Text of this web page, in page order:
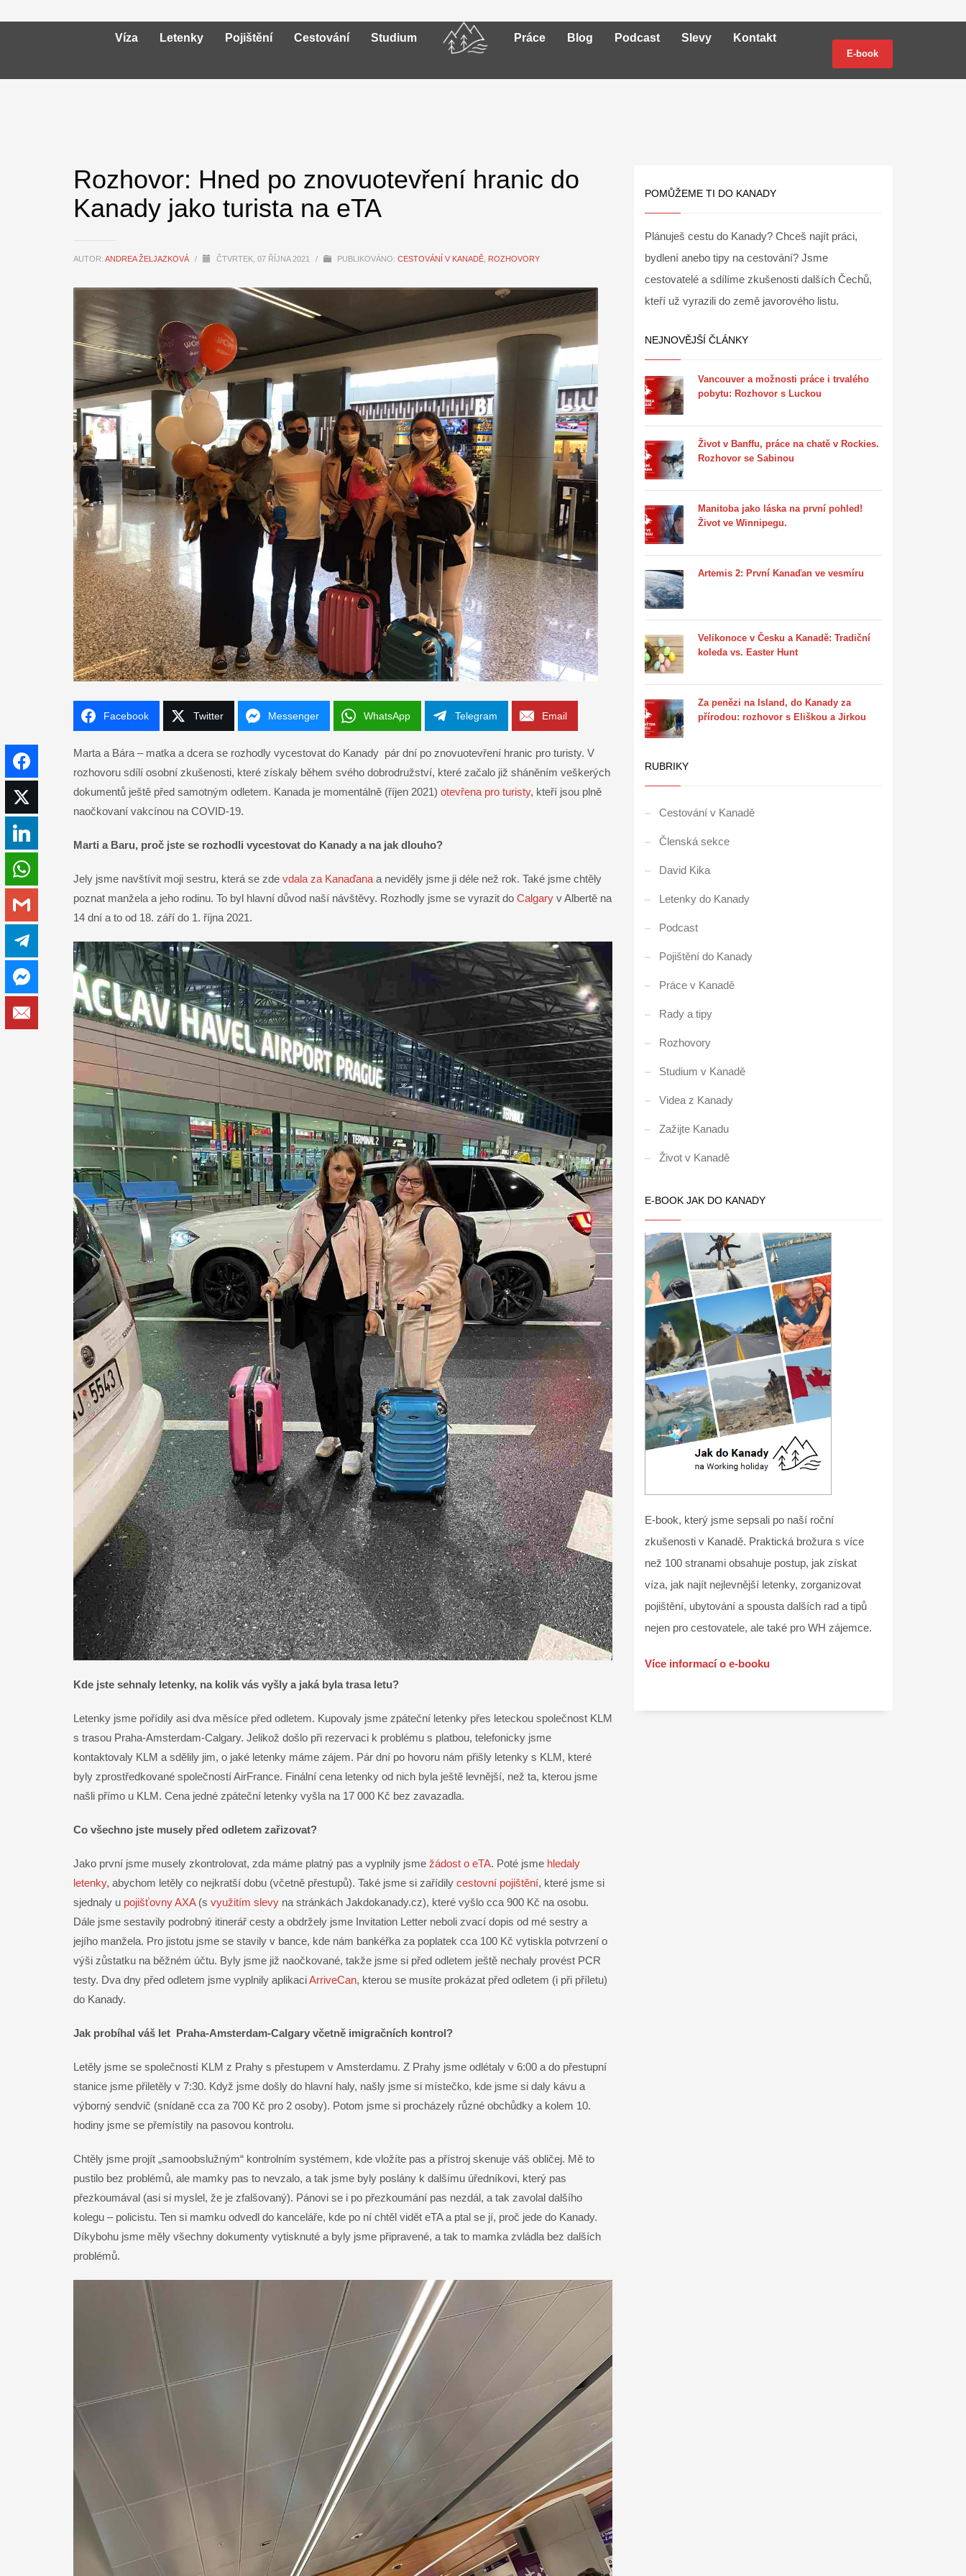
Víza Letenky Pojištění Cestování Studium Práce Blog Podcast Slevy Kontakt
E-book
Rozhovor: Hned po znovuotevření hranic do
Kanady jako turista na eTA
AUTOR: ANDREA ŽELJAZKOVÁ / ČTVRTEK, 07 ŘÍJNA 2021 / PUBLIKOVÁNO: CESTOVÁNÍ V KANADĚ ROZHOVORY
Facebook Twitter Messenger WhatsApp Telegram Email
Facebook
Telegram
Messenger
Marta a Bára – matka a dcera se rozhodly vycestovat do Kanady pár dní po znovuotevření hranic pro turisty. V
rozhovoru sdílí osobní zkušenosti, které získaly během svého dobrodružství, které začalo již sháněním veškerých
dokumentů ještě před samotným odletem. Kanada je momentálně (říjen 2021) otevřena pro turisty, kteří jsou plně
naočkovaní vakcínou na COVID-19.
Marti a Baru, proč jste se rozhodli vycestovat do Kanady a na jak dlouho?
Jely jsme navštívit moji sestru, která se zde vdala za Kanaďana a neviděly jsme ji déle než rok. Také jsme chtěly
poznat manžela a jeho rodinu. To byl hlavní důvod naší návštěvy. Rozhodly jsme se vyrazit do Calgary v Albertě na
14 dní a to od 18. září do 1. října 2021.
Kde jste sehnaly letenky, na kolik vás vyšly a jaká byla trasa letu?
Letenky jsme pořídily asi dva měsíce před odletem. Kupovaly jsme zpáteční letenky přes leteckou společnost KLM
s trasou Praha-Amsterdam-Calgary. Jelikož došlo při rezervaci k problému s platbou, telefonicky jsme
kontaktovaly KLM a sdělily jim, o jaké letenky máme zájem. Pár dní po hovoru nám přišly letenky s KLM, které
byly zprostředkované společností AirFrance. Finální cena letenky od nich byla ještě levnější, než ta, kterou jsme
našli přímo u KLM. Cena jedné zpáteční letenky vyšla na 17 000 Kč bez zavazadla.
Co všechno jste musely před odletem zařizovat?
Jako první jsme musely zkontrolovat, zda máme platný pas a vyplnily jsme žádost o eTA. Poté jsme hledaly
letenky, abychom letěly co nejkratší dobu (včetně přestupů). Také jsme si zařídily cestovní pojištění, které jsme si
sjednaly u pojišťovny AXA(s využitím slevy na stránkách Jakdokanady.cz), které vyšlo cca 900 Kč na osobu.
Dále jsme sestavily podrobný itinerář cesty a obdržely jsme Invitation Letter neboli zvací dopis od mé sestry a
jejího manžela. Pro jistotu jsme se stavily v bance, kde nám bankéřka za poplatek cca 100 Kč vytiskla potvrzení o
výši zůstatku na běžném účtu. Byly jsme již naočkované, takže jsme si před odletem ještě nechaly provést PCR
testy. Dva dny před odletem jsme vyplnily aplikaciArriveCan, kterou se musíte prokázat před odletem (i při příletu)
do Kanady.
Jak probíhal váš let Praha-Amsterdam-Calgary včetně imigračních kontrol?
Letěly jsme se společností KLM z Prahy s přestupem v Amsterdamu. Z Prahy jsme odlétaly v 6:00 a do přestupní
stanice jsme přiletěly v 7:30. Když jsme došly do hlavní haly, našly jsme si místečko, kde jsme si daly kávu a
výborný sendvič (snídaně cca za 700 Kč pro 2 osoby). Potom jsme si procházely různé obchůdky a kolem 10.
hodiny jsme se přemístily na pasovou kontrolu.
Chtěly jsme projít „samoobslužným“ kontrolním systémem, kde vložíte pas a přístroj skenuje váš obličej. Mě to
pustilo bez problémů, ale mamky pas to nevzalo, a tak jsme byly poslány k dalšímu úředníkovi, který pas
přezkoumával (asi si myslel, že je zfalšovaný). Pánovi se i po přezkoumání pas nezdál, a tak zavolal dalšího
kolegu – policistu. Ten si mamku odvedl do kanceláře, kde po ní chtěl vidět eTA a ptal se jí, proč jede do Kanady.
Díkybohu jsme měly všechny dokumenty vytisknuté a byly jsme připravené, a tak to mamka zvládla bez dalších
problémů.
POMŮŽEME TI DO KANADY
Plánuješ cestu do Kanady? Chceš najít práci,
bydlení anebo tipy na cestování? Jsme
cestovatelé a sdílíme zkušenosti dalších Čechů,
kteří už vyrazili do země javorového listu.
NEJNOVĚJŠÍ ČLÁNKY
Vancouver a možnosti práce i trvalého
pobytu: Rozhovor s Luckou
Život v Banffu, práce na chatě v Rockies.
Rozhovor se Sabinou
Manitoba jako láska na první pohled!
Život ve Winnipegu.
Artemis 2: První Kanaďan ve vesmíru
Velikonoce v Česku a Kanadě: Tradiční
koleda vs. Easter Hunt
Za penězi na Island, do Kanady za
přírodou: rozhovor s Eliškou a Jirkou
RUBRIKY
Cestování v Kanadě
Členská sekce
David Kika
Letenky do Kanady
Podcast
Pojištění do Kanady
Práce v Kanadě
Rady a tipy
Rozhovory
Studium v Kanadě
Videa z Kanady
Zažijte Kanadu
Život v Kanadě
E-BOOK JAK DO KANADY
E-book, který jsme sepsali po naší roční
zkušenosti v Kanadě. Praktická brožura s více
než 100 stranami obsahuje postup, jak získat
víza, jak najít nejlevnější letenky, zorganizovat
pojištění, ubytování a spousta dalších rad a tipů
nejen pro cestovatele, ale také pro WH zájemce.
Více informací o e-booku